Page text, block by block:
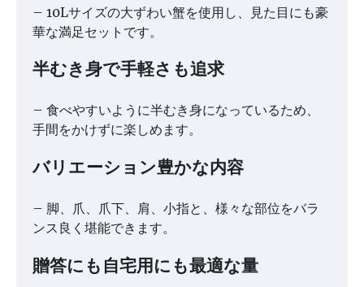
– 10Lサイズの大ずわい蟹を使用し、見た目にも豪
華な満足セットです。
半むき身で手軽さも追求
– 食べやすいように半むき身になっているため、
手間をかけずに楽しめます。
バリエーション豊かな内容
– 脚、爪、爪下、肩、小指と、様々な部位をバラ
ンス良く堪能できます。
贈答にも自宅用にも最適な量